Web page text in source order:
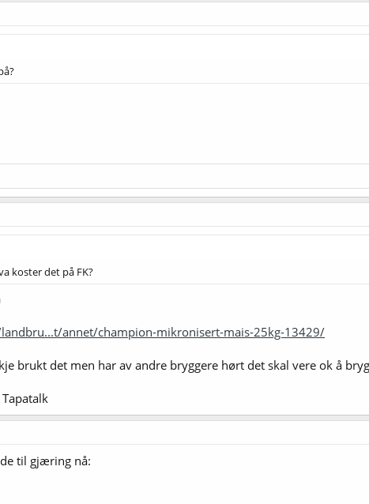
koster det på FK?
annet/champion-mikronisert-mais-25kg-13429/
brukt det men har av andre bryggere hørt det skal vere ok å
til gjæring nå: